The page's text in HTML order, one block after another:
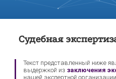
Судебная
Текст представленный ниже
выдержкой из заключения
нашей экспертной